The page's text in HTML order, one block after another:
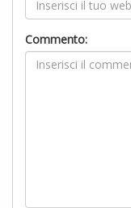
Commento: